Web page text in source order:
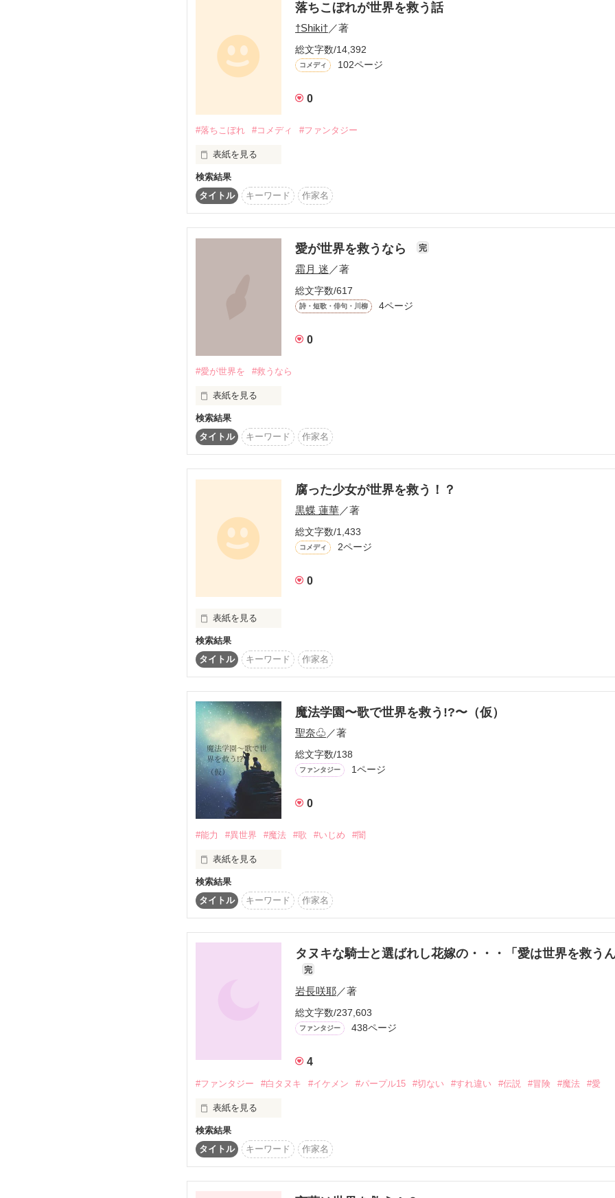
世界の王様は人を扱い、殺す。
否、立ち向
かうことが出来なかった
そんな中、一人の少女が立ち向かう。
初めまして。未優羅姫ことみゅら姫です。
注意────
この小説はファンタジーです。
戦いシーンがあります。苦手な方はなるべく見るのを控えてください。
名前も架空の人物です。実在しません。
誤字などコメントで言ってくれたら嬉しいです。
初めての小説書きますので大目に見てください。
落ちこぼれが世界を救う話
†Shiki†／著
総文字数/14,392
コメディ 102ページ
0
#落ちこぼれ #コメディ #ファンタジー
表紙を見る
これは…誰も想像してなかった話。
本人でさえ…。周りの人でさえ。
お父さん、お母さんでさえ。
おじいちゃん、おばあちゃん、犬。
ついでに言うなら先生。
ついでについでに言ってしまうなら、給食のオバサン、ちょっとハゲた教頭、コンビニの店員
まぁ大まかに言うと…
世界中の誰もが想像していなかった…
って話。
――
「えっ？俺が世界を救うの？
検索結果
タイトル
キーワード 作家名
愛が世界を救うなら 完
霜月 迷 ／著
総文字数/617
詩・短歌・俳句・川柳 4ページ
0
#愛が世界を #救うなら
表紙を見る
愛が世界を救うなら
今すぐそれで世界を満たして……
作品を読む
検索結果
タイトル
キーワード 作家名
腐った少女が世界を救う！？
黒蝶 蓮華／著
総文字数/1,433
コメディ 2ページ
0
表紙を見る
「なによんでんの？」
「大丈夫！私が世界を救って見せるわ！」
―いや・・・無理だろ・・・。
検索結果
タイトル
キーワード 作家名
魔法学園〜歌で世界を救う!?〜（仮）
聖奈♧ ／著
総文字数/138
ファンタジー 1ページ
0
#能力 #異世界 #魔法 #歌 #いじめ #闇
表紙を見る
お父さんとお母さんに進められた学校に行くことに…
検索結果
タイトル
キーワード 作家名
タヌキな騎士と選ばれし花嫁の・・・「愛は世界を救う
完
岩長咲耶／著
総文字数/237,603
ファンタジー 438ページ
4
#ファンタジー #白タヌキ #イケメン #パープル15 #切ない #すれ違い #伝説 #冒険 #魔法 #愛
表紙を見る
天涯孤独な奴隷少女
文字通り、悲運な人生送ってます
検索結果
タイトル
キーワード 作家名